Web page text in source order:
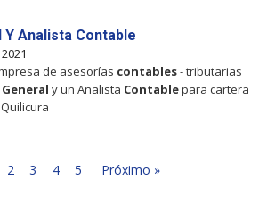
Analista Contable
de asesorías contables- tributarias
General y un Analista Contablepara cartera
2 3 4 5 Próximo »